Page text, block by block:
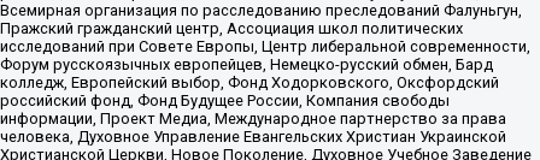
Всемирная организация по расследованию преследований Фалуньгун,
Пражский гражданский центр, Ассоциация школ политических
исследований при Совете Европы, Центр либеральной современности,
Форум русскоязычных европейцев, Немецко-русский обмен, Бард
колледж, Европейский выбор, Фонд Ходорковского, Оксфордский
российский фонд, Фонд Будущее России, Компания свободы
информации, Проект Медиа, Международное партнерство за права
человека, Духовное Управление Евангельских Христиан Украинской
Христианской Церкви, Новое Поколение, Духовное Учебное Заведение